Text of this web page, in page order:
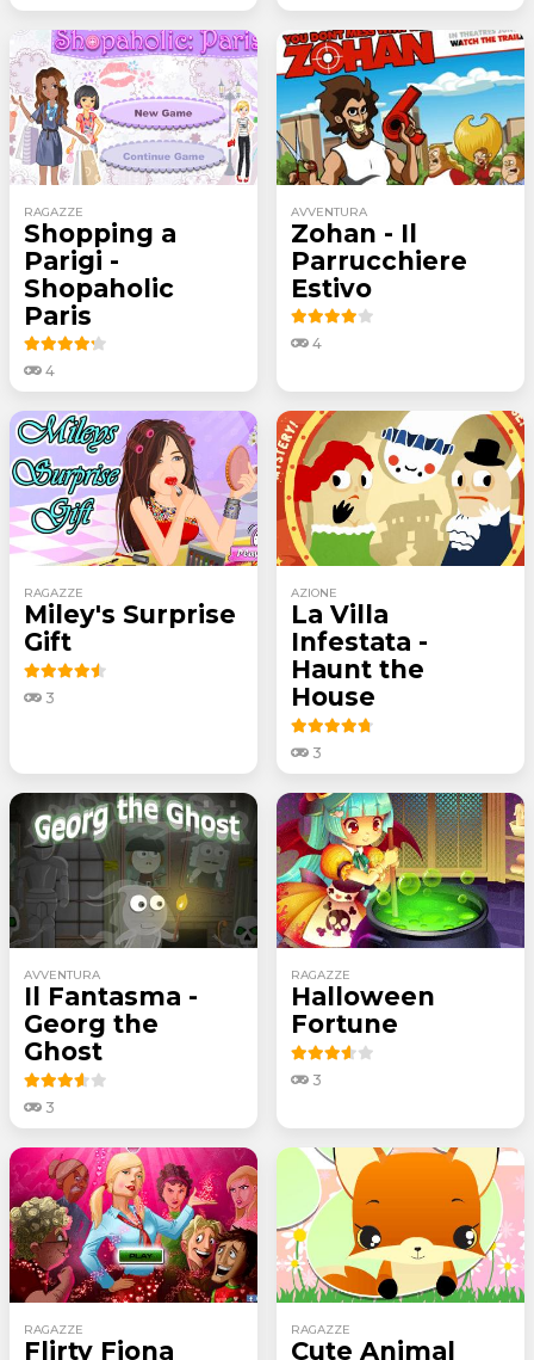
RAGAZZE
Shopping a
Parigi -
Shopaholic
Paris
4
AVVENTURA
Zohan - Il
Parrucchiere
Estivo
4
RAGAZZE
Miley's Surprise
Gift
3
AZIONE
La Villa
Infestata -
Haunt the
House
3
AVVENTURA
Il Fantasma -
Georg the
Ghost
3
RAGAZZE
Halloween
Fortune
3
RAGAZZE
Flirty Fiona
RAGAZZE
Cute Animal